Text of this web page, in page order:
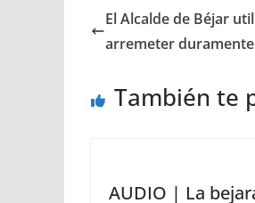
El Alcalde de Béjar
arremeter
También te
AUDIO | La